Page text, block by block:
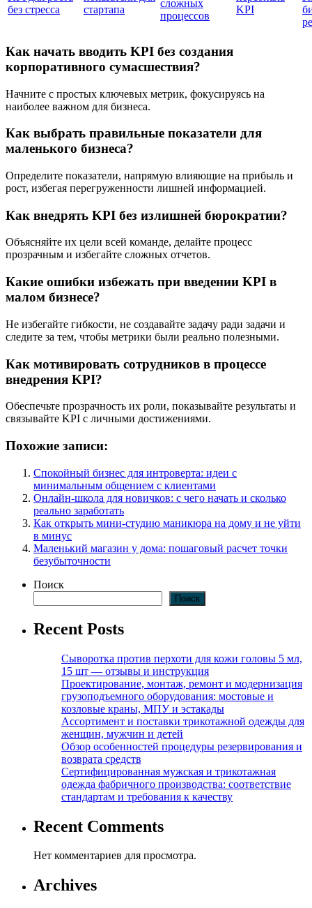
без стресса
стартапа
сложных
процессов
KPI
Как начать вводить KPI без создания
корпоративного сумасшествия?
Начните с простых ключевых метрик, фокусируясь на
наиболее важном для бизнеса.
Как выбрать правильные показатели для
маленького бизнеса?
Определите показатели, напрямую влияющие на прибыль и
рост, избегая перегруженности лишней информацией.
Как внедрять KPI без излишней бюрократии?
Объясняйте их цели всей команде, делайте процесс
прозрачным и избегайте сложных отчетов.
Какие ошибки избежать при введении KPI в
малом бизнесе?
Не избегайте гибкости, не создавайте задачу ради задачи и
следите за тем, чтобы метрики были реально полезными.
Как мотивировать сотрудников в процессе
внедрения KPI?
Обеспечьте прозрачность их роли, показывайте результаты и
связывайте KPI с личными достижениями.
Похожие записи:
Спокойный бизнес для интроверта: идеи с
минимальным общением с клиентами
Онлайн-школа для новичков: с чего начать и сколько
реально заработать
Как открыть мини-студию маникюра на дому и не уйти
в минус
Маленький магазин у дома: пошаговый расчет точки
безубыточности
Поиск
Поиск
Recent Posts
Сыворотка против перхоти для кожи головы 5 мл,
15 шт — отзывы и инструкция
Проектирование, монтаж, ремонт и модернизация
грузоподъемного оборудования: мостовые и
козловые краны, МПУ и эстакады
Ассортимент и поставки трикотажной одежды для
женщин, мужчин и детей
Обзор особенностей процедуры резервирования и
возврата средств
Сертифицированная мужская и трикотажная
одежда фабричного производства: соответствие
стандартам и требования к качеству
Recent Comments
Нет комментариев для просмотра.
Archives